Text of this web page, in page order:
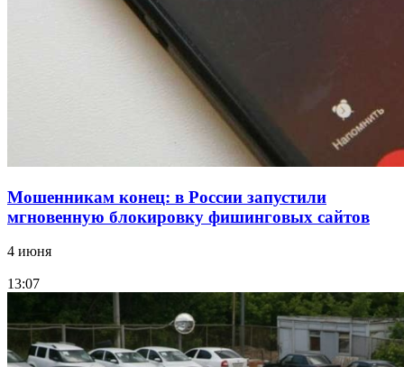
Волгоградские компании нарастили экспорт:
заключены контракты на 3,6 млн долларов
Мошенникам конец: в России запустили
мгновенную блокировку фишинговых сайтов
4 июня
13:07